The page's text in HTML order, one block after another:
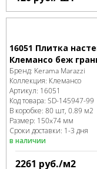
16051 Плитка
Клемансо беж
Бренд: Kerama Marazzi
Коллекция: Клемансо
Артикул: 16051
Код товара: SD-145947-99
В коробке: 80 шт, 0.89 м2
Размер: 150x74 мм
Сроки доставки: 1-3 дня
в наличии
2261 руб./м2